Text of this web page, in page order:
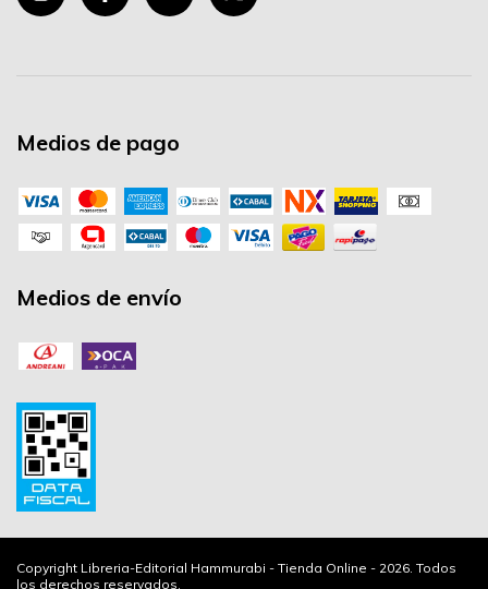
Medios de pago
Medios de envío
Copyright Libreria-Editorial Hammurabi - Tienda Online - 2026. Todos
los derechos reservados.